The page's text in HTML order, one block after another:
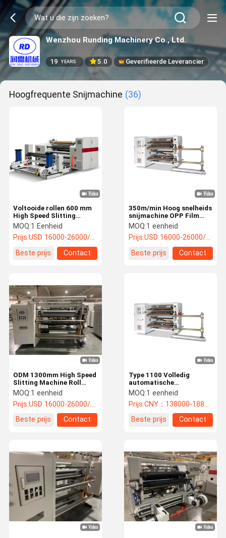
Wenzhou Runding Machinery Co., Ltd.
19 YEARS 5.0 Geverifieerde Leverancier
Hoogfrequente Snijmachine (36)
Voltooide rollen 600 mm
High Speed Slitting
Machine Automatische
aluminiumfolie wikkeling
machine
MOQ:1 Eenheid
Prijs:USD 16000-26000/unit
Beste prijs
Contact
350m/min Hoog snelheids
snijmachine OPP Film
Slitter Rewinder High
Precision
MOQ:1 eenheid
Prijs:USD 16000-26000/unit
Beste prijs
Contact
ODM 1300mm High Speed
Slitting Machine Roll
Paper Surface Slitting
Machine Snijmachine
MOQ:1 eenheid
Prijs:USD 16000-26000/unit
Beste prijs
Contact
Type 1100 Volledig
automatische
hogesnelheids
snijmachine
MOQ:1 eenheid
Prijs:CNY：138000-188000/unit
Beste prijs
Contact